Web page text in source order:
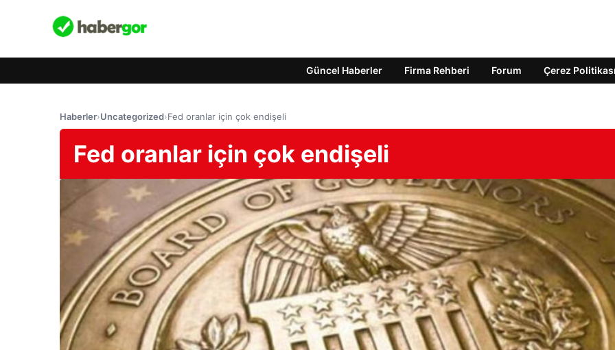
Güncel Haberler Firma Rehberi Forum Çerez Politikası
Haberler›Uncategorized›Fed oranlar için çok endişeli
Fed oranlar için çok endişeli